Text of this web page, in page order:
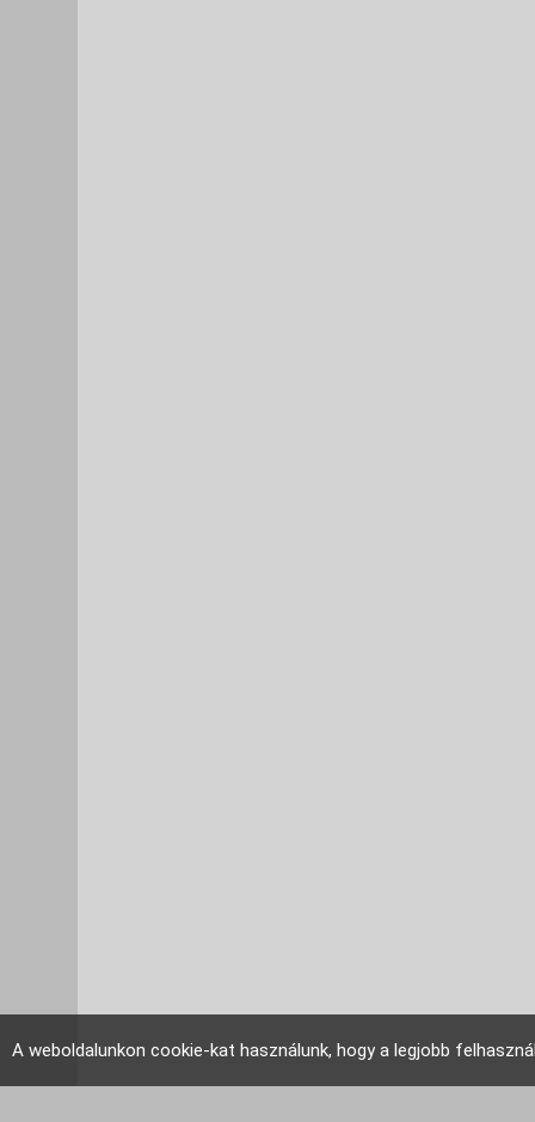
A weboldalunkon cookie-kat használunk, hogy a legjobb